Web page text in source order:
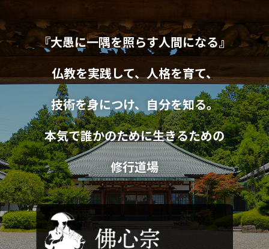
『大愚に一隅を照らす人間になる』
仏教を実践して、人格を育て、
技術を身につけ、自分を知る。
本気で誰かのために生きるための
修行道場